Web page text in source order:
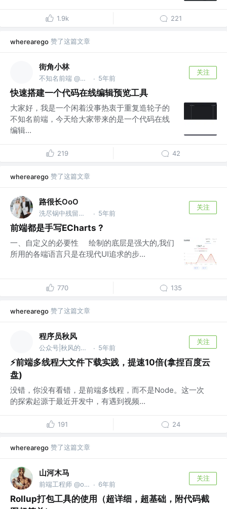
1.9k 221
wherearego 赞了这篇文章
街角小林
不知名前端 @一个很体面的公司 · 5年前
关注
快速搭建一个代码在线编辑预览工具
大家好，我是一个闲着没事热衷于重复造轮子的
不知名前端，今天给大家带来的是一个代码在线
编辑...
219 42
wherearego 赞了这篇文章
路很长OoO
洗尽锅中残留香，做起佳肴人赞扬。叠好代码逻辑清，工作生活两不忘。 @老婆在的地方🥰 · 5年前
关注
前端都是手写ECharts ?
一、自定义的必要性 绘制的底层是强大的,我们
所用的各端语言只是在现代UI追求的步...
770 135
wherearego 赞了这篇文章
程序员秋风
公众号|秋风的笔记 @zerolty · 5年前
关注
⚡️前端多线程大文件下载实践，提速10倍(拿捏百度云
盘)
没错，你没有看错，是前端多线程，而不是Node。这一次
的探索起源于最近开发中，有遇到视频...
191 24
wherearego 赞了这篇文章
山河木马
前端工程师 @one piece · 6年前
关注
Rollup打包工具的使用（超详细，超基础，附代码截